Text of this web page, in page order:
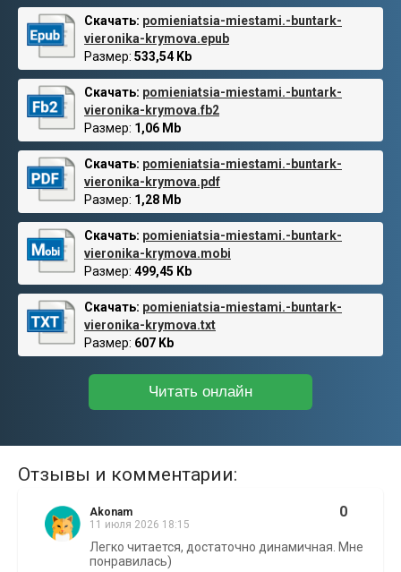
Скачать: pomieniatsia-miestami.-buntark-
vieronika-krymova.epub
Размер: 533,54 Kb
Скачать: pomieniatsia-miestami.-buntark-
vieronika-krymova.fb2
Размер: 1,06 Mb
Скачать: pomieniatsia-miestami.-buntark-
vieronika-krymova.pdf
Размер: 1,28 Mb
Скачать: pomieniatsia-miestami.-buntark-
vieronika-krymova.mobi
Размер: 499,45 Kb
Скачать: pomieniatsia-miestami.-buntark-
vieronika-krymova.txt
Размер: 607 Kb
Читать онлайн
Отзывы и комментарии:
Akonam
11 июля 2026 18:15
0
Легко читается, достаточно динамичная. Мне
понравилась)